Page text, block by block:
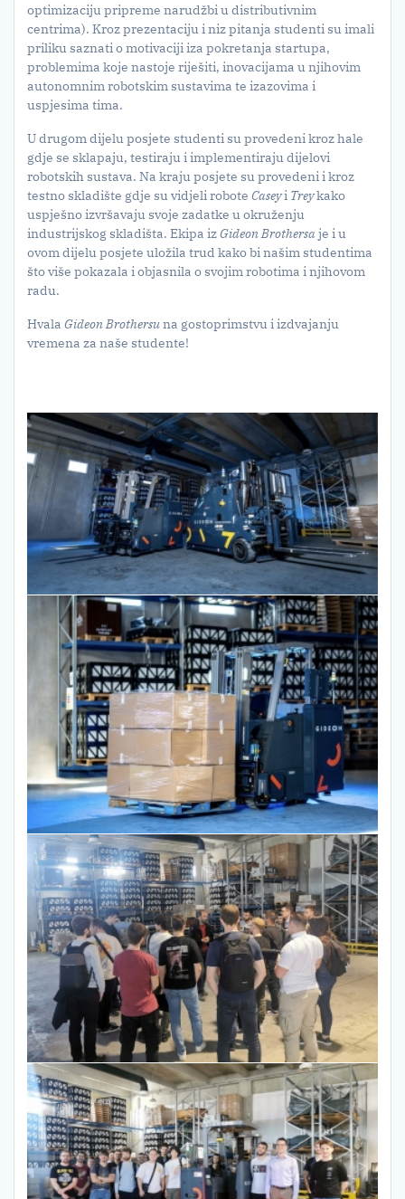
optimizaciju pripreme narudžbi u distributivnim
centrima). Kroz prezentaciju i niz pitanja studenti su imali
priliku saznati o motivaciji iza pokretanja startupa,
problemima koje nastoje riješiti, inovacijama u njihovim
autonomnim robotskim sustavima te izazovima i
uspjesima tima.
U drugom dijelu posjete studenti su provedeni kroz hale
gdje se sklapaju, testiraju i implementiraju dijelovi
robotskih sustava. Na kraju posjete su provedeni i kroz
testno skladište gdje su vidjeli robote Caseyi Treykako
uspješno izvršavaju svoje zadatke u okruženju
industrijskog skladišta. Ekipa izGideon Brothersaje i u
ovom dijelu posjete uložila trud kako bi našim studentima
što više pokazala i objasnila o svojim robotima i njihovom
radu.
Hvala Gideon Brothersuna gostoprimstvu i izdvajanju
vremena za naše studente!